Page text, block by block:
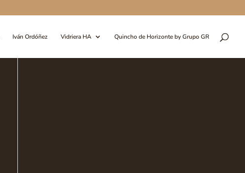
Iván Ordóñez Vidriera HA Quincho de Horizonte by Grupo GR